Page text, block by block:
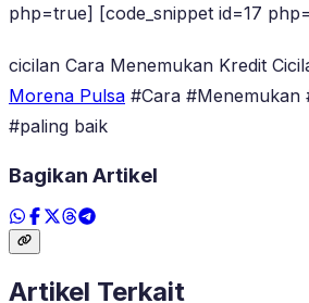
php=true] [code_snippet id=17
cicilan Cara Menemukan Kredit
Morena Pulsa #Cara #Menemukan
#paling baik
Bagikan Artikel
Artikel Terkait